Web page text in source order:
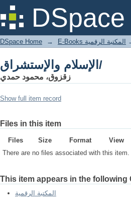
DSpace Home → المكتبة الرقمية
الإسلام والإستشراق/
زقزوق، محمود حمدي
Show full item record
Files in this item
Files Size Format
View
There are no files associated with this item.
This item appears in the following
المكتبة الرقمية